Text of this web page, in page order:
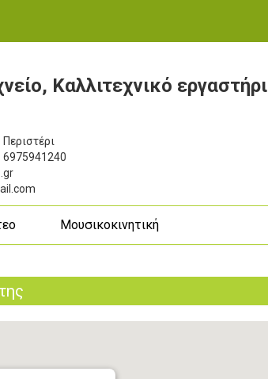
Καλλιτεχνικό εργαστήρι
6975941240
Μουσικοκινητική